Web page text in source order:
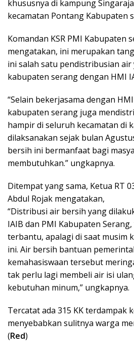
khususnya di kampung
kecamatan Pontang Kabupaten
Komandan KSR PMI Kabupaten
mengatakan, ini merupakan
ini salah satu pendistribusian
kabupaten serang dengan HMI
“Selain bekerjasama dengan
kabupaten serang juga
hampir di seluruh kecamatan di
dilaksanakan sejak bulan
bersih ini bermanfaat bagi
membutuhkan.” ungkapnya.
Ditempat yang sama, Ketua RT
Abdul Rojak mengatakan,
“Distribusi air bersih yang
IAIB dan PMI Kabupaten
terbantu, apalagi di saat musim
ini. Air bersih bantuan
kemahasiswaan tersebut
tak perlu lagi membeli air isi
kebutuhan minum,” ungkapnya.
Tercatat ada 315 KK terdampak
menyebabkan sulitnya warga
(Red)